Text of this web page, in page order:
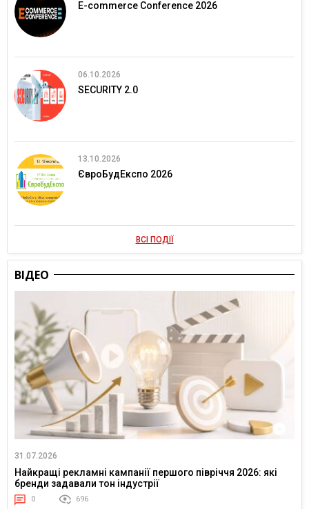
E-commerce Conference 2026
06.10.2026
SECURITY 2.0
13.10.2026
ЄвроБудЕкспо 2026
ВСІ ПОДІЇ
ВІДЕО
31.07.2026
Найкращі рекламні кампанії першого півріччя 2026: які
бренди задавали тон індустрії
0 696